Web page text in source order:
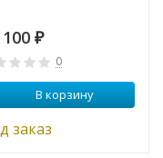
₽
0
В корзину
заказ